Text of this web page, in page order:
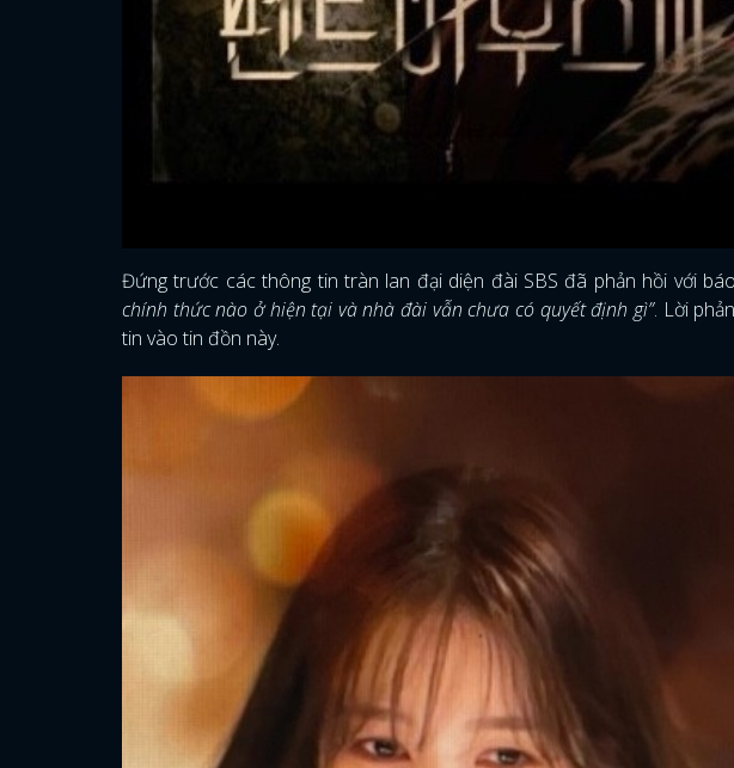
Đứng trước các thông tin tràn lan đại diện đài SBS đã phản hồi với
chính thức nào ở hiện tại và nhà đài vẫn chưa có quyết định gì”. Lời
tin vào tin đồn này.